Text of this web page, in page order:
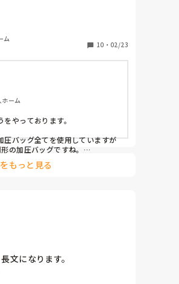
ますが、半固形の対応は難し
、シリンジを使用し手動でされ
ム
10 ・ 02/23
ホーム
やっております。
圧バッグ全てを使用していますが
の加圧バッグですね。
剤とチューブを繋ぐシリンダを接
圧すればOKなので簡単ですよ。終
でも接続チューブは介護職は出
なのに接続チューブと脱気が出
資格だなとつくづく思います。
もっと見る
文になります。